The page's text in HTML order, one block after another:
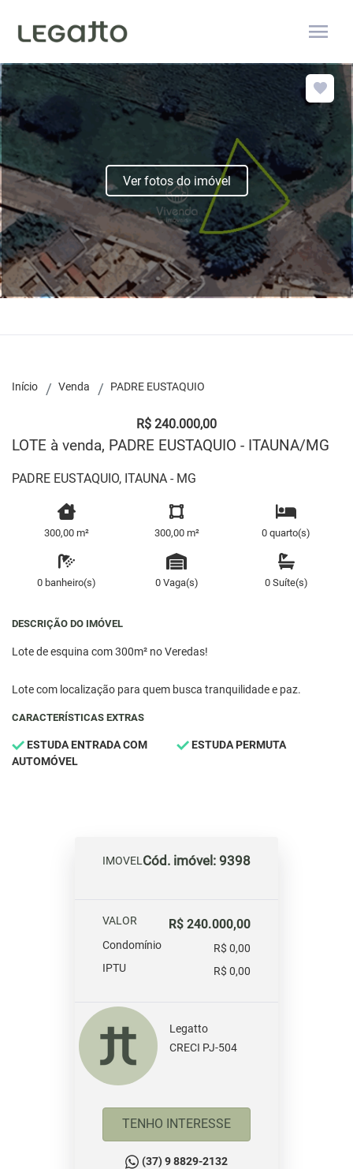
menu
Ver fotos do imóvel
Início Venda PADRE EUSTAQUIO
R$ 240.000,00
LOTE à venda, PADRE EUSTAQUIO - ITAUNA/MG
PADRE EUSTAQUIO, ITAUNA - MG
300,00 m² 300,00 m² 0 quarto(s)
0 banheiro(s) 0 Vaga(s) 0 Suíte(s)
DESCRIÇÃO DO IMÓVEL
Lote de esquina com 300m² no Veredas!
Lote com localização para quem busca tranquilidade e paz.
CARACTERÍSTICAS EXTRAS
ESTUDA ENTRADA COM
AUTOMÓVEL
ESTUDA PERMUTA
IMOVELCód. imóvel: 9398
VALOR R$ 240.000,00
Condomínio
R$ 0,00
IPTU
R$ 0,00
Legatto
CRECI PJ-504
TENHO INTERESSE
(37) 9 8829-2132